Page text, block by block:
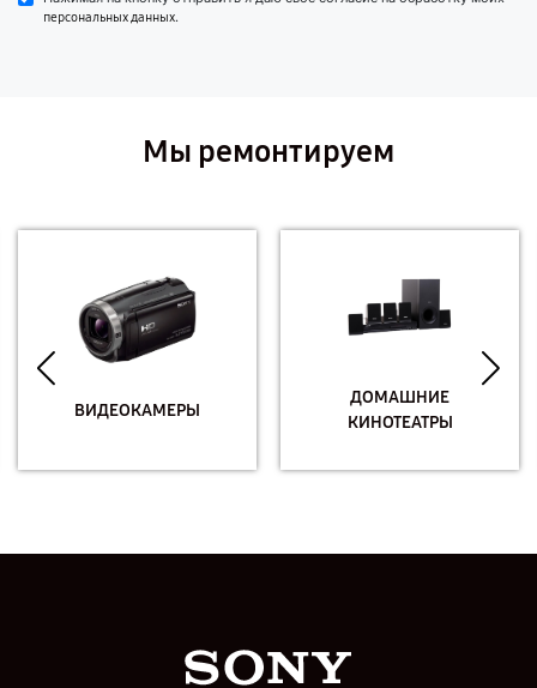
персональных данных.
Мы ремонтируем
ВИДЕОКАМЕРЫ
ДОМАШНИЕ
КИНОТЕАТРЫ